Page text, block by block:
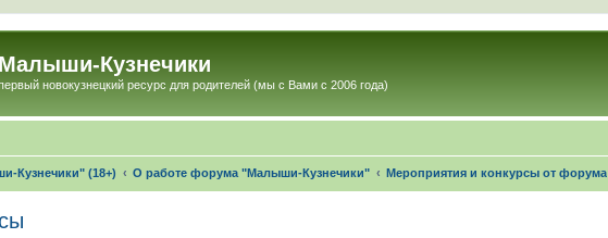
Малыши-Кузнечики
новокузнецкий ресурс для родителей (мы с Вами с 2006 года)
Кузнечики" (18+) О работе форума "Малыши-Кузнечики" Мероприятия и конкурсы от форума